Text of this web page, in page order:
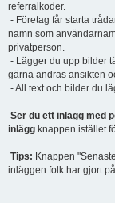
referralkoder.
- Företag får starta
namn som
privatperson.
- Lägger du upp bilder
gärna andras ansikten
- All text och bilder du
Ser du ett inlägg med
inlägg knappen istället
Tips: Knappen
inläggen folk har gjort